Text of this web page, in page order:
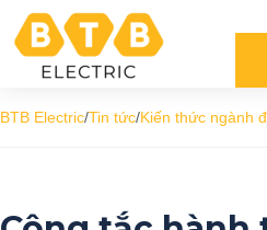
BTB Electric/Tin tức/Kiến thức ngành